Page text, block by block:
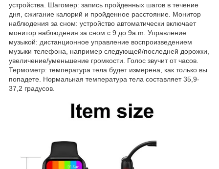
устройства. Шагомер: запись пройденных шагов в течение
дня, сжигание калорий и пройденное расстояние. Монитор
наблюдения за сном: устройство автоматически включает
монитор наблюдения за сном с 9 до 9a.m. Управление
музыкой: дистанционное управление воспроизведением
музыки телефона, например следующей/последней дорожки,
увеличение/уменьшение громкости. Голос звучит от часов.
Термометр: температура тела будет измерена, как только вы
попадете. Нормальная температура тела составляет 35,9-
37,2 градусов.